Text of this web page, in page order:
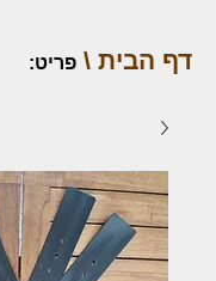
דף הבית \ פריט: